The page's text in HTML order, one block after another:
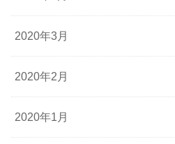
2020年3月
2020年2月
2020年1月